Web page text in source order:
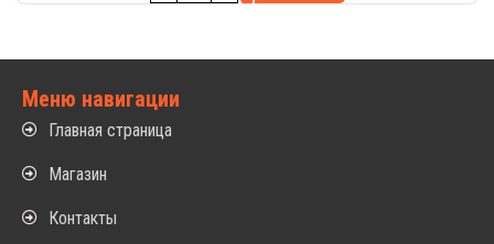
Меню навигации
Главная страница
Магазин
Контакты